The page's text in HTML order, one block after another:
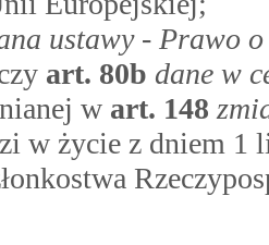
ustawy - Prawo
art. 80b dane w
w art. 148
w życie z dniem 1